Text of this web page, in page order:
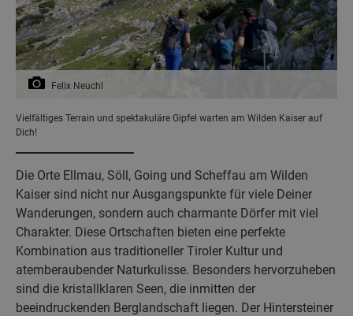
Felix Neuchl
Vielfältiges Terrain und spektakuläre Gipfel warten am Wilden Kaiser auf
Dich!
Die Orte Ellmau, Söll, Going und Scheffau am Wilden
Kaiser sind nicht nur Ausgangspunkte für viele Deiner
Wanderungen, sondern auch charmante Dörfer mit viel
Charakter. Diese Ortschaften bieten eine perfekte
Kombination aus traditioneller Tiroler Kultur und
atemberaubender Naturkulisse. Besonders hervorzuheben
sind die kristallklaren Seen, die inmitten der
beeindruckenden Berglandschaft liegen. Der Hintersteiner